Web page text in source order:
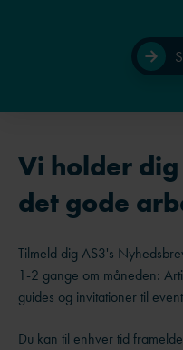
Vi holder
det gode
Tilmeld dig AS3's
1-2 gange om måneden:
guides og invitationer til
Du kan til enhver tid